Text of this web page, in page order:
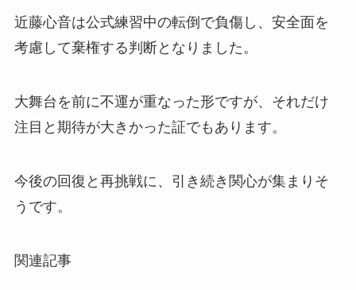
近藤心音は公式練習中の転倒で負傷し、安全面を
考慮して棄権する判断となりました。
大舞台を前に不運が重なった形ですが、それだけ
注目と期待が大きかった証でもあります。
今後の回復と再挑戦に、引き続き関心が集まりそ
うです。
関連記事